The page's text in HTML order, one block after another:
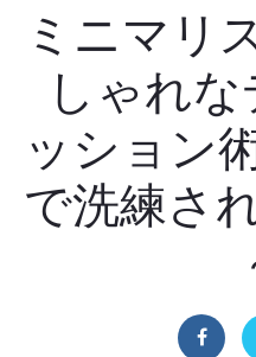
ミニマリ
しゃれ
ッション
で洗練さ